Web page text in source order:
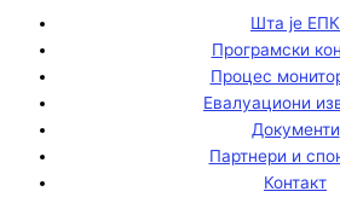
Шта је ЕПК
Програмски
Процес
Евалуациони
Документи
Партнери и
Контакт